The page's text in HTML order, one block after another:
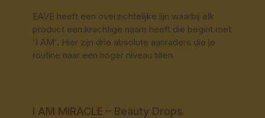
EAVE heeft een overzichtelijke lijn waarbij elk
product een krachtige naam heeft die begint met
'I AM'. Hier zijn drie absolute aanraders die je
routine naar een hoger niveau tillen
I AM MIRACLE – Beauty Drops